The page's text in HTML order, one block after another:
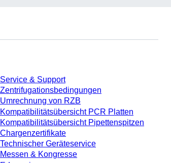
Service & Support
Zentrifugationsbedingungen
Umrechnung von RZB
Kompatibilitätsübersicht PCR Platten
Kompatibilitätsübersicht Pipettenspitzen
Chargenzertifikate
Technischer Geräteservice
Messen & Kongresse